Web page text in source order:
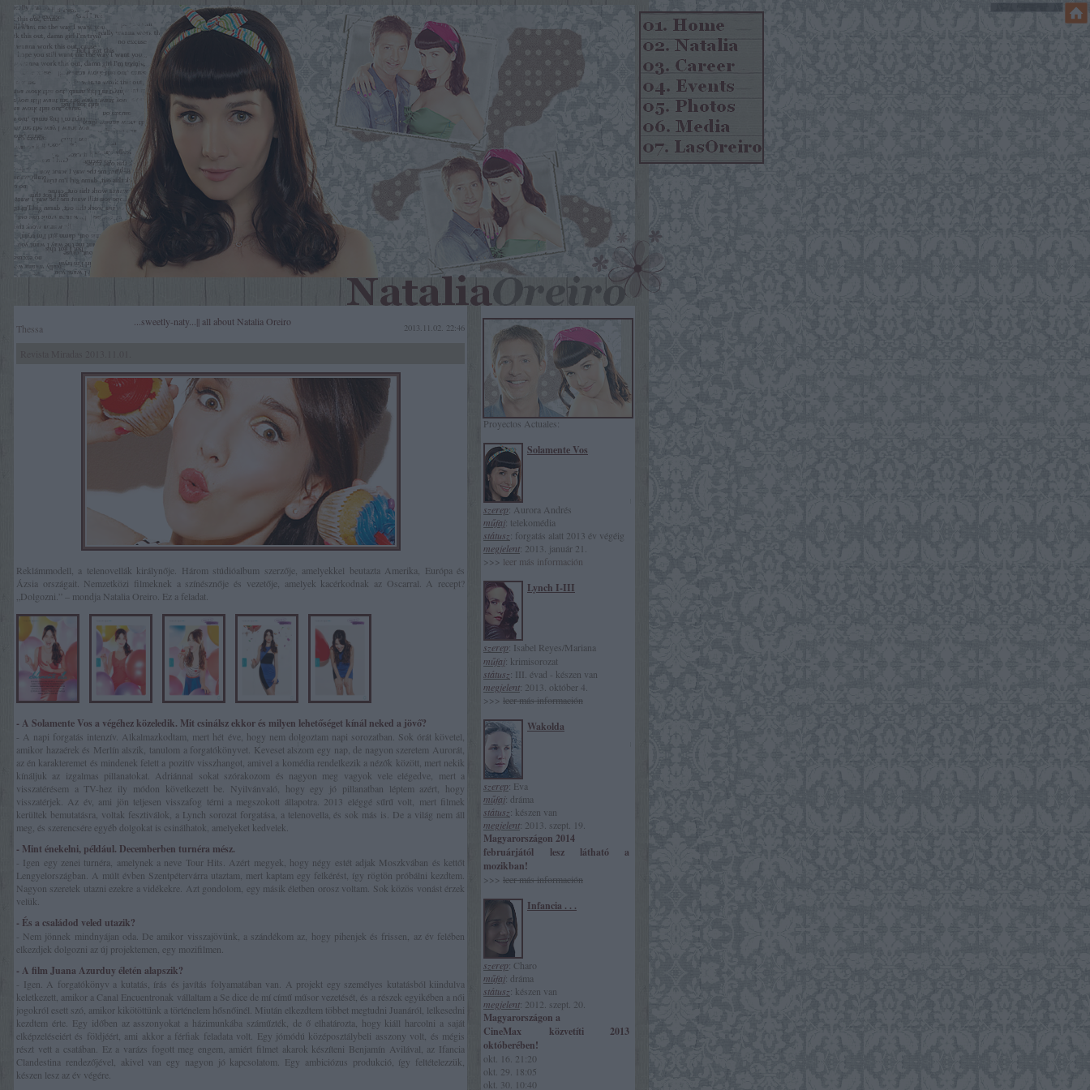
...sweetly-naty...|| all about Natalia Oreiro
Natalia Oreiro
Proyectos Actuales:
Solamente Vos
szerep: Aurora Andrés
műfaj: telekomédia
státusz: forgatás alatt 2013 év végéig
megjelent: 2013. január 21.
>>> leer más información
Lynch I-III
szerep: Isabel Reyes/Mariana
műfaj: krimisorozat
státusz: III. évad - készen van
megjelent: 2013. október 4.
>>> leer más información
Wakolda
szerep: Eva
műfaj: dráma
státusz: készen van
megjelent: 2013. szept. 19.
Magyarországon 2014
februárjától lesz látható a
mozikban!
>>> leer más información
Infancia . . .
szerep: Charo
műfaj: dráma
státusz: készen van
megjelent: 2012. szept. 20.
Magyarországon a
CineMax közvetíti 2013
októberében!
okt. 16. 21:20
okt. 29. 18:05
okt. 30. 10:40
Thessa 2013.11.02. 22:46
Reklámmodell, a telenovellák királynője. Három stúdióalbum szerzője, amelyekkel beutazta Amerika, Európa és
Ázsia országait. Nemzetközi filmeknek a színésznője és vezetője, amelyek kacérkodnak az Oscarral. A recept?
„Dolgozni.” – mondja Natalia Oreiro. Ez a feladat.
- A Solamente Vos a végéhez közeledik. Mit csinálsz ekkor és milyen lehetőséget kínál neked a jövő?
- A napi forgatás intenzív. Alkalmazkodtam, mert hét éve, hogy nem dolgoztam napi sorozatban. Sok órát követel,
amikor hazaérek és Merlín alszik, tanulom a forgatókönyvet. Keveset alszom egy nap, de nagyon szeretem Aurorát,
az én karakteremet és mindenek felett a pozitív visszhangot, amivel a komédia rendelkezik a nézők között, mert nekik
kínáljuk az izgalmas pillanatokat. Adriánnal sokat szórakozom és nagyon meg vagyok vele elégedve, mert a
visszatérésem a TV-hez ily módon következett be. Nyilvánvaló, hogy egy jó pillanatban léptem azért, hogy
visszatérjek. Az év, ami jön teljesen visszafog térni a megszokott állapotra. 2013 eléggé sűrű volt, mert filmek
kerültek bemutatásra, voltak fesztiválok, a Lynch sorozat forgatása, a telenovella, és sok más is. De a világ nem áll
meg, és szerencsére egyéb dolgokat is csinálhatok, amelyeket kedvelek.
- Mint énekelni, például. Decemberben turnéra mész.
- Igen egy zenei turnéra, amelynek a neve Tour Hits. Azért megyek, hogy négy estét adjak Moszkvában és kettőt
Lengyelországban. A múlt évben Szentpétervárra utaztam, mert kaptam egy felkérést, így rögtön próbálni kezdtem.
Nagyon szeretek utazni ezekre a vidékekre. Azt gondolom, egy másik életben orosz voltam. Sok közös vonást érzek
velük.
- És a családod veled utazik?
- Nem jönnek mindnyájan oda. De amikor visszajövünk, a szándékom az, hogy pihenjek és frissen, az év felében
elkezdjek dolgozni az új projektemen, egy mozifilmen.
- A film Juana Azurduy életén alapszik?
- Igen. A forgatókönyv a kutatás, írás és javítás folyamatában van. A projekt egy személyes kutatásból kiindulva
keletkezett, amikor a Canal Encuentronak vállaltam a Se dice de mí című műsor vezetését, és a részek egyikében a női
jogokról esett szó, amikor kikötöttünk a történelem hősnőinél. Miután elkezdtem többet megtudni Juanáról, lelkesedni
kezdtem érte. Egy időben az asszonyokat a házimunkába száműzték, de ő elhatározta, hogy kiáll harcolni a saját
elképzeléseiért és földjéért, ami akkor a férfiak feladata volt. Egy jómódú középosztálybeli asszony volt, és mégis
részt vett a csatában. Ez a varázs fogott meg engem, amiért filmet akarok készíteni Benjamín Avilával, az Ifancia
Clandestina rendezőjével, akivel van egy nagyon jó kapcsolatom. Egy ambiciózus produkció, így feltételezzük,
készen lesz az év végére.